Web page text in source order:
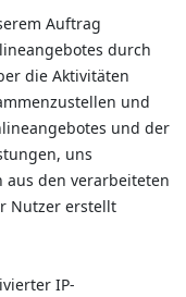
Auftrag
durch
die Aktivitäten
und
und der
uns
den verarbeiteten
Nutzer erstellt
IP-